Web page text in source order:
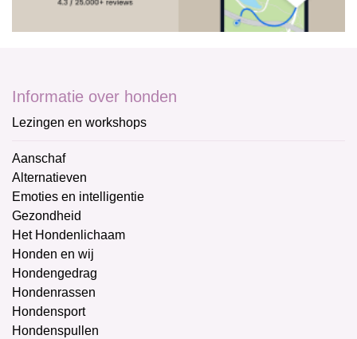
Informatie over honden
Lezingen en workshops
Aanschaf
Alternatieven
Emoties en intelligentie
Gezondheid
Het Hondenlichaam
Honden en wij
Hondengedrag
Hondenrassen
Hondensport
Hondenspullen